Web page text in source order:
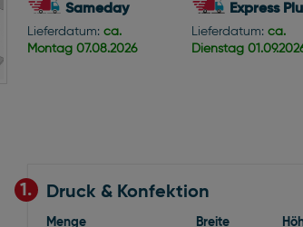
Sameday
Lieferdatum: ca.
Montag 07.08.2026
Express
Lieferdatum: ca.
Dienstag
1. Druck & Konfektion
Menge
Breite